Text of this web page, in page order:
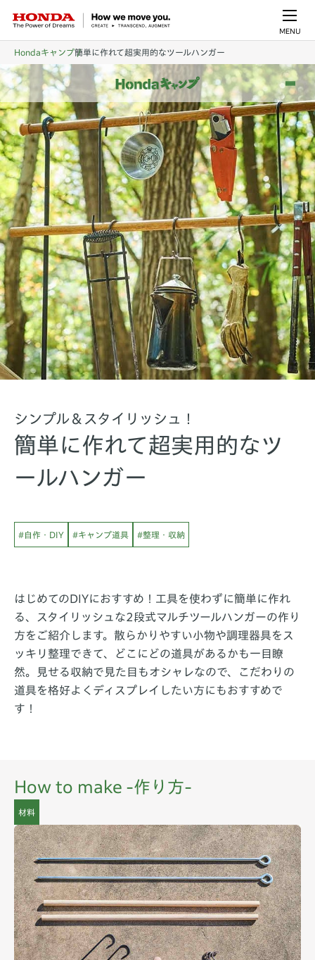
MENU
Hondaキャンプ簡単に作れて超実用的なツールハンガー
シンプル＆スタイリッシュ！
簡単に作れて超実用的なツ
ールハンガー
#自作・DIY #キャンプ道具 #整理・収納
はじめてのDIYにおすすめ！工具を使わずに簡単に作れ
る、スタイリッシュな2段式マルチツールハンガーの作り
方をご紹介します。散らかりやすい小物や調理器具をス
ッキリ整理できて、どこにどの道具があるかも一目瞭
然。見せる収納で見た目もオシャレなので、こだわりの
道具を格好よくディスプレイしたい方にもおすすめで
す！
How to make -作り方-
材料